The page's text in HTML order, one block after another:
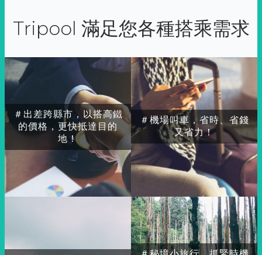
Tripool 滿足您各種搭乘需求
＃出差跨縣市，以搭高鐵
的價格，更快抵達目的
地！
＃機場叫車，省時、省錢
又省力！